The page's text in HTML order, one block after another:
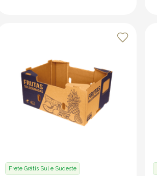
Frete Grátis Sul e Sudeste